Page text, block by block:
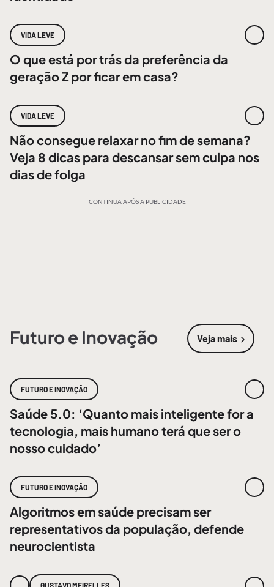
VIDA LEVE
O que está por trás da preferência da
geração Z por ficar em casa?
VIDA LEVE
Não consegue relaxar no fim de semana?
Veja 8 dicas para descansar sem culpa nos
dias de folga
CONTINUA APÓS A PUBLICIDADE
Futuro e Inovação Veja mais
sobre
FUTURO E INOVAÇÃO
Saúde 5.0: ‘Quanto mais inteligente for a
tecnologia, mais humano terá que ser o
nosso cuidado’
FUTURO E INOVAÇÃO
Algoritmos em saúde precisam ser
representativos da população, defende
neurocientista
GUSTAVO MEIRELLES